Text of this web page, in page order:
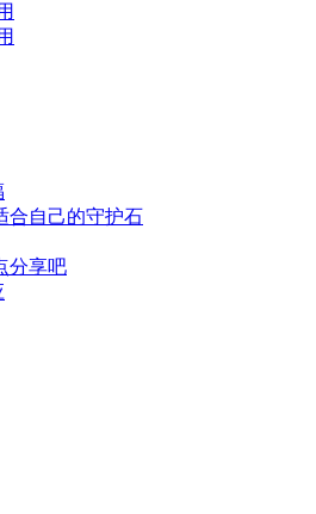
合自己的守护石
分享吧